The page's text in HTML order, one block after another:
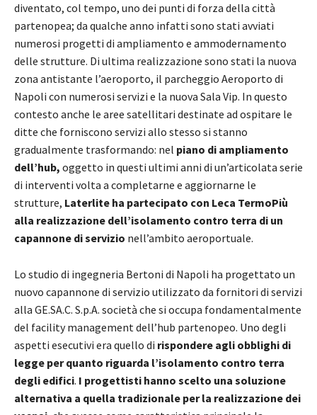
diventato, col tempo, uno dei punti di forza della città
partenopea; da qualche anno infatti sono stati avviati
numerosi progetti di ampliamento e ammodernamento
delle strutture. Di ultima realizzazione sono stati la nuova
zona antistante l’aeroporto, il parcheggio Aeroporto di
Napoli con numerosi servizi e la nuova Sala Vip. In questo
contesto anche le aree satellitari destinate ad ospitare le
ditte che forniscono servizi allo stesso si stanno
gradualmente trasformando: nel piano di ampliamento
dell’hub, oggetto in questi ultimi anni di un’articolata serie
di interventi volta a completarne e aggiornarne le
strutture, Laterlite ha partecipato con Leca TermoPiù
alla realizzazione dell’isolamento contro terra di un
capannone di servizio nell’ambito aeroportuale.
Lo studio di ingegneria Bertoni di Napoli ha progettato un
nuovo capannone di servizio utilizzato da fornitori di servizi
alla GE.SA.C. S.p.A. società che si occupa fondamentalmente
del facility management dell’hub partenopeo. Uno degli
aspetti esecutivi era quello di rispondere agli obblighi di
legge per quanto riguarda l’isolamento contro terra
degli edifici. I progettisti hanno scelto una soluzione
alternativa a quella tradizionale per la realizzazione dei